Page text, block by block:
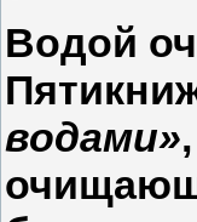
Водой
водами»